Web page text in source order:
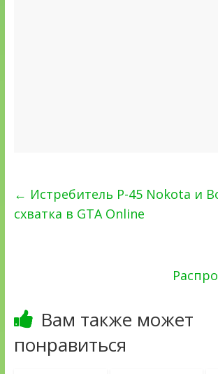
← Истребитель P-45 Nokota и
схватка в GTA Online
Вам также может
понравиться